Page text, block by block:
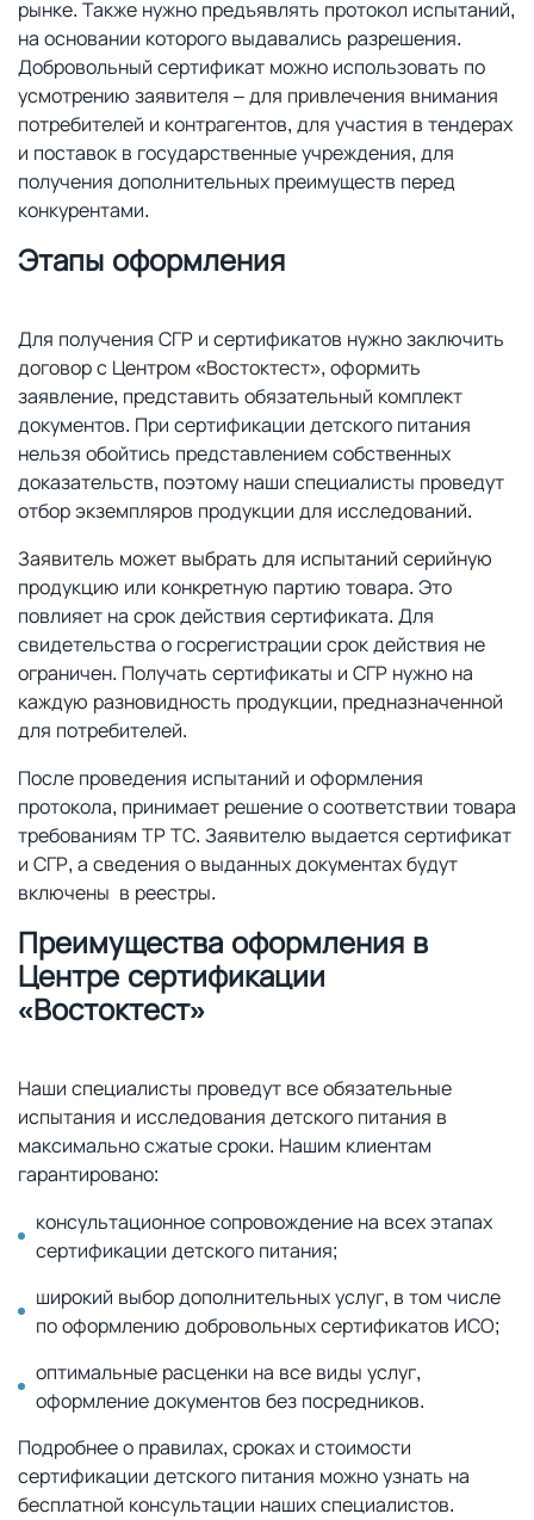
рынке. Также нужно предъявлять протокол испытаний,
на основании которого выдавались разрешения.
Добровольный сертификат можно использовать по
усмотрению заявителя – для привлечения внимания
потребителей и контрагентов, для участия в тендерах
и поставок в государственные учреждения, для
получения дополнительных преимуществ перед
конкурентами.
Этапы оформления
Для получения СГР и сертификатов нужно заключить
договор с Центром «Востоктест», оформить
заявление, представить обязательный комплект
документов. При сертификации детского питания
нельзя обойтись представлением собственных
доказательств, поэтому наши специалисты проведут
отбор экземпляров продукции для исследований.
Заявитель может выбрать для испытаний серийную
продукцию или конкретную партию товара. Это
повлияет на срок действия сертификата. Для
свидетельства о госрегистрации срок действия не
ограничен. Получать сертификаты и СГР нужно на
каждую разновидность продукции, предназначенной
для потребителей.
После проведения испытаний и оформления
протокола, принимает решение о соответствии товара
требованиям ТР ТС. Заявителю выдается сертификат
и СГР, а сведения о выданных документах будут
включены в реестры.
Преимущества оформления в
Центре сертификации
«Востоктест»
Наши специалисты проведут все обязательные
испытания и исследования детского питания в
максимально сжатые сроки. Нашим клиентам
гарантировано:
консультационное сопровождение на всех этапах
сертификации детского питания;
широкий выбор дополнительных услуг, в том числе
по оформлению добровольных сертификатов ИСО;
оптимальные расценки на все виды услуг,
оформление документов без посредников.
Подробнее о правилах, сроках и стоимости
сертификации детского питания можно узнать на
бесплатной консультации наших специалистов.